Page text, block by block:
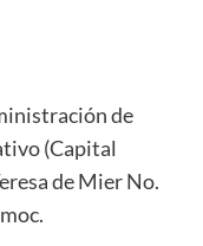
de
(Capital
de Mier No.